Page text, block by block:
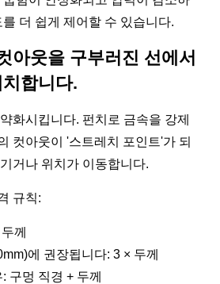
더 쉽게 제어할 수 있습니다.
아웃을 구부러진 선에서
합니다.
화시킵니다. 펀치로 금속을 강제
컷아웃이 '스트레치 포인트'가 되
거나 위치가 이동합니다.
규칙:
께
에 권장됩니다: 3 × 두께
구멍 직경 + 두께